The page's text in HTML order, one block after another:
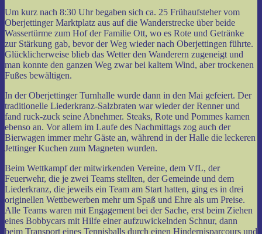
Um kurz nach 8:30 Uhr begaben sich ca. 25 Frühaufsteher vom
Oberjettinger Marktplatz aus auf die Wanderstrecke über beide
Wassertürme zum Hof der Familie Ott, wo es Rote und Getränke
zur Stärkung gab, bevor der Weg wieder nach Oberjettingen führte.
Glücklicherweise blieb das Wetter den Wanderern zugeneigt und
man konnte den ganzen Weg zwar bei kaltem Wind, aber trockenen
Fußes bewältigen.
In der Oberjettinger Turnhalle wurde dann in den Mai gefeiert. Der
traditionelle Liederkranz-Salzbraten war wieder der Renner und
fand ruck-zuck seine Abnehmer. Steaks, Rote und Pommes kamen
ebenso an. Vor allem im Laufe des Nachmittags zog auch der
Bierwagen immer mehr Gäste an, während in der Halle die leckeren
Jettinger Kuchen zum Magneten wurden.
Beim Wettkampf der mitwirkenden Vereine, dem VfL, der
Feuerwehr, die je zwei Teams stellten, der Gemeinde und dem
Liederkranz, die jeweils ein Team am Start hatten, ging es in drei
originellen Wettbewerben mehr um Spaß und Ehre als um Preise.
Alle Teams waren mit Engagement bei der Sache, erst beim Ziehen
eines Bobbycars mit Hilfe einer aufzuwickelnden Schnur, dann
beim Transport eines Tennisballs durch einen Hindernisparcours und